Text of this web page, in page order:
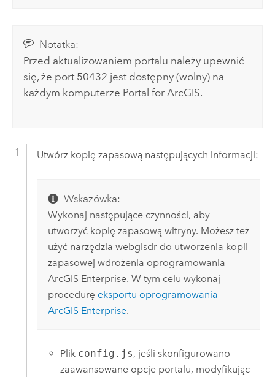
Notatka:
Przed aktualizowaniem portalu należy upewnić
się, że port 50432 jest dostępny (wolny) na
każdym komputerze Portal for ArcGIS.
Utwórz kopię zapasową następujących informacji:
Wskazówka:
Wykonaj następujące czynności, aby
utworzyć kopię zapasową witryny. Możesz też
użyć narzędzia webgisdr do utworzenia kopii
zapasowej wdrożenia oprogramowania
ArcGIS Enterprise. W tym celu wykonaj
procedurę eksportu oprogramowania
ArcGIS Enterprise.
Plik config.js, jeśli skonfigurowano
zaawansowane opcje portalu, modyfikując